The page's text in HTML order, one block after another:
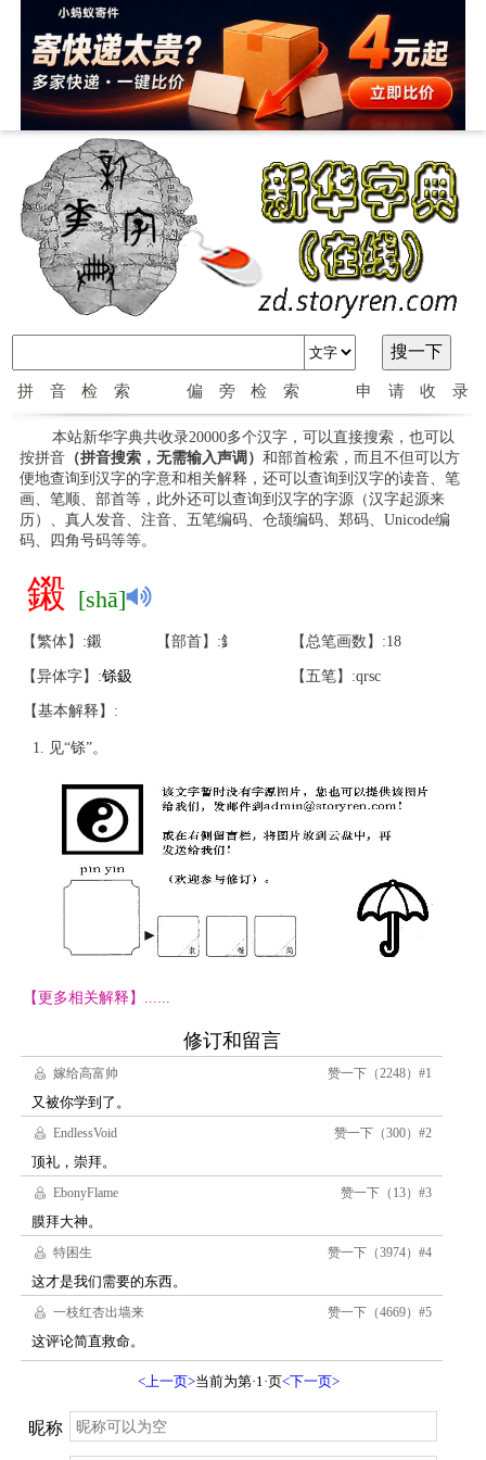
拼音检索 偏旁检索 申请收录
本站新华字典共收录20000多个汉字，可以直接搜索，也可以
按拼音（拼音搜索，无需输入声调） 和部首检索，而且不但可以方
便地查询到汉字的字意和相关解释，还可以查询到汉字的读音、笔
画、笔顺、部首等，此外还可以查询到汉字的字源（汉字起源来
历）、真人发音、注音、五笔编码、仓颉编码、郑码、Unicode编
码、四角号码等等。
鎩 [shā]
【繁体】:鎩 【部首】:釒 【总笔画数】:18
【异体字】:铩鈒 【五笔】:qrsc
【基本解释】:
见“铩”。
【更多相关解释】......